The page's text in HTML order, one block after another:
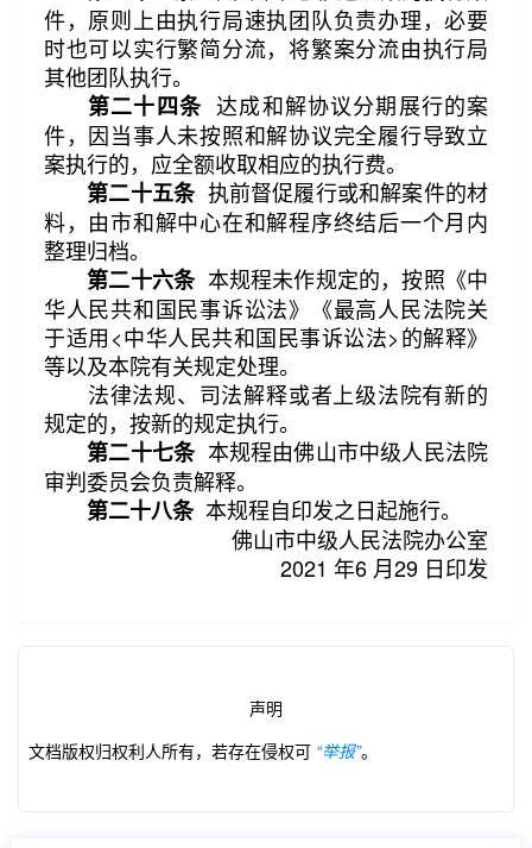
件，原则上由执行局速执团队负责办理，必要
时也可以实行繁简分流，将繁案分流由执行局
其他团队执行。
第二十四条达成和解协议分期展行的案
件，因当事人未按照和解协议完全履行导致立
案执行的，应全额收取相应的执行费。
第二十五条执前督促履行或和解案件的材
料，由市和解中心在和解程序终结后一个月内
整理归档。
第二十六条本规程未作规定的，按照《中
华人民共和国民事诉讼法》《最高人民法院关
于适用<中华人民共和国民事诉讼法>的解释》
等以及本院有关规定处理。
法律法规、司法解释或者上级法院有新的
规定的，按新的规定执行。
第二十七条本规程由佛山市中级人民法院
审判委员会负责解释。
第二十八条本规程自印发之日起施行。
佛山市中级人民法院办公室
2021 年6 月29 日印发
声明
文档版权归权利人所有，若存在侵权可 “举报”。